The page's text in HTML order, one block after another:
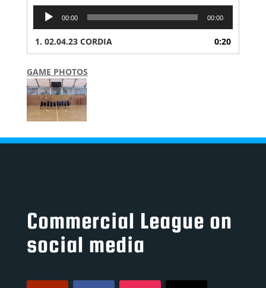
Audio
Player
00:00 00:00
1. 02.04.23 CORDIA 0:20
GAME PHOTOS
Commercial League on
social media